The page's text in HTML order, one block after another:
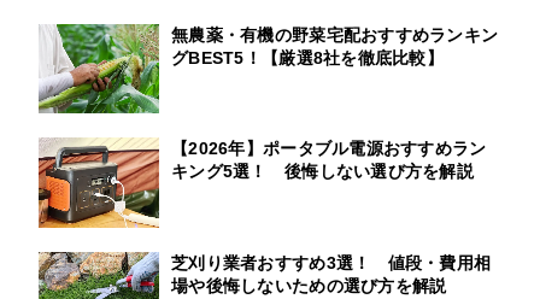
無農薬・有機の野菜宅配おすすめランキン
グBEST5！【厳選8社を徹底比較】
【2026年】ポータブル電源おすすめラン
キング5選！ 後悔しない選び方を解説
芝刈り業者おすすめ3選！ 値段・費用相
場や後悔しないための選び方を解説